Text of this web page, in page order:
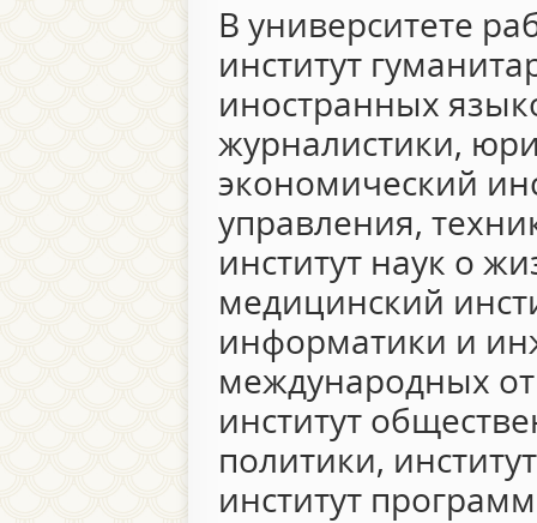
В университете
институт
иностранных
журналистики,
экономический
управления,
институт наук о
медицинский
информатики и
международных
институт
политики,
институт